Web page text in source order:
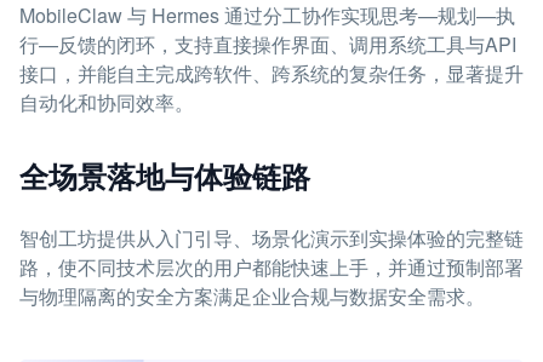
MobileClaw 与 Hermes 通过分工协作实现思考—规划—执
行—反馈的闭环，支持直接操作界面、调用系统工具与API
接口，并能自主完成跨软件、跨系统的复杂任务，显著提升
自动化和协同效率。
全场景落地与体验链路
智创工坊提供从入门引导、场景化演示到实操体验的完整链
路，使不同技术层次的用户都能快速上手，并通过预制部署
与物理隔离的安全方案满足企业合规与数据安全需求。